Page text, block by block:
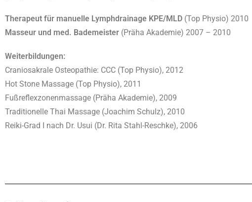
Therapeut für manuelle Lymphdrainage KPE/MLD (Top Physio) 2010
Masseur und med. Bademeister (Präha Akademie) 2007 – 2010
Weiterbildungen:
Craniosakrale Osteopathie: CCC (Top Physio), 2012
Hot Stone Massage (Top Physio), 2011
Fußreflexzonenmassage (Präha Akademie), 2009
Traditionelle Thai Massage (Joachim Schulz), 2010
Reiki-Grad I nach Dr. Usui (Dr. Rita Stahl-Reschke), 2006